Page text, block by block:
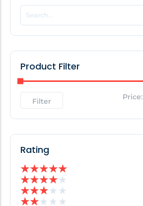
POPULAR THIS WEEK
No Posts Found!
No Posts Found!
Product Filter
Filter Price:
Rating
★★★★★
★★★★★
★★★★ ★
★★★ ★ ★